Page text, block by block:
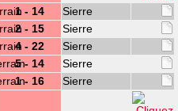
1 - 14
Sierre
2 - 15
Sierre
4 - 22
Sierre
5 - 14
Sierre
1 - 16 Sierre